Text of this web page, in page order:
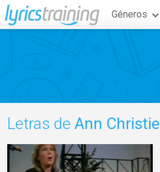
Géneros
Letras de Ann Christie